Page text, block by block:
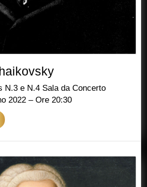
Piotr
Ilic
Tchaikovsky
N.3 e N.4 Sala da Concerto
2022 – Ore 20:30